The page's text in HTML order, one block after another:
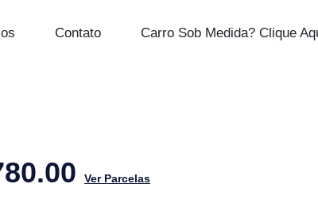
Contato Carro Sob Medida? Clique
Ver Parcelas